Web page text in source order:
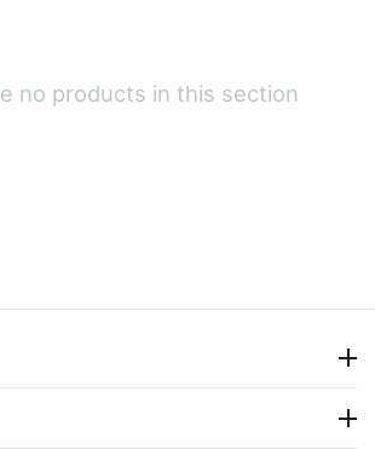
no products in this section